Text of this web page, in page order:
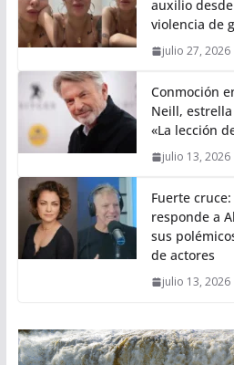
auxilio
violencia de
julio 27, 2026
Conmoción
Neill, estrella
«La lección
julio 13, 2026
Fuerte
responde a
sus
de actores
julio 13, 2026